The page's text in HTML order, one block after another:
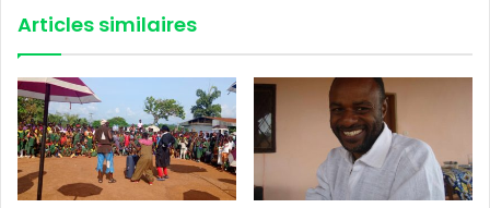
Articles similaires